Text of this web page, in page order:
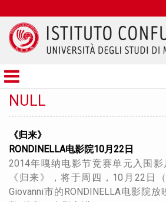
Confucio
NULL
《归来》
RONDINELLA电影院10月22日
2014年嘎纳电影节竞赛单元入围
《归来》，将于周四，10月22日
Giovanni市的RONDINELLA电影院